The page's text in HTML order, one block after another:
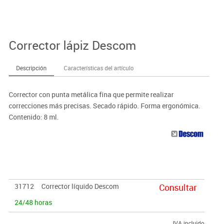
Corrector lápiz Descom
Descripción Características del artículo
Corrector con punta metálica fina que permite realizar
correcciones más precisas. Secado rápido. Forma ergonómica.
Contenido: 8 ml.
31712
Corrector líquido Descom
24/48 horas
Consultar